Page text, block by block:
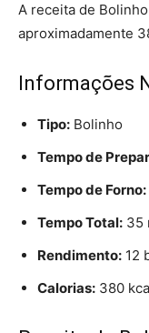
A receita de
aproximadamente
Informações
Tipo: Bolinho
Tempo de
Tempo de Forno:
Tempo Total: 35
Rendimento: 12
Calorias: 380